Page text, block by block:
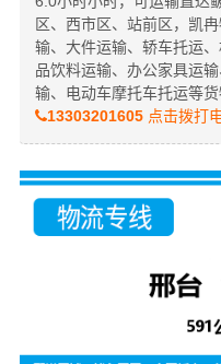
区、西市区、站前区，凯
输、大件运输、轿车托运
品饮料运输、办公家具运
输、电动车摩托车托运等货
13303201605点击拨打